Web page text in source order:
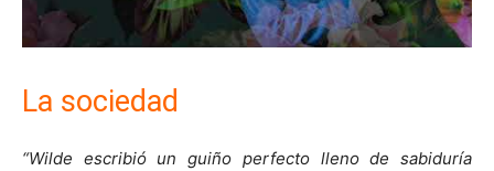
La sociedad
“Wilde escribió un guiño perfecto lleno de sabiduría